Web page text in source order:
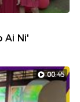
Ai Ni'
00:45